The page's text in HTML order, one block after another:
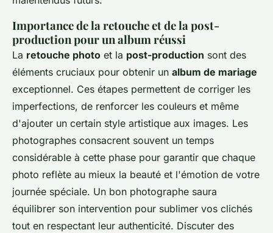
Importance de la retouche et de la post-
production pour un album réussi
La retouche photo et la post-production sont des
éléments cruciaux pour obtenir un album de mariage
exceptionnel. Ces étapes permettent de corriger les
imperfections, de renforcer les couleurs et même
d'ajouter un certain style artistique aux images. Les
photographes consacrent souvent un temps
considérable à cette phase pour garantir que chaque
photo reflète au mieux la beauté et l'émotion de votre
journée spéciale. Un bon photographe saura
équilibrer son intervention pour sublimer vos clichés
tout en respectant leur authenticité. Discuter des